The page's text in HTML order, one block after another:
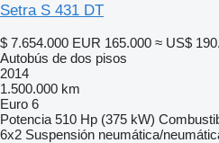
Setra S 431 DT
$ 7.654.000 EUR 165.000 ≈ US$
Autobús de dos pisos
2014
1.500.000 km
Euro 6
Potencia 510 Hp (375 kW)
6x2 Suspensión neumática/